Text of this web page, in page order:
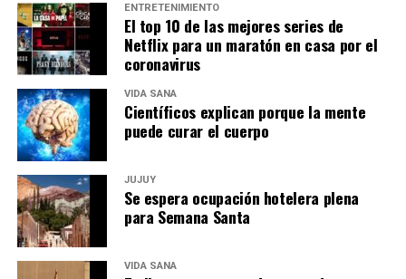
ENTRETENIMIENTO
El top 10 de las mejores series de
Netflix para un maratón en casa por el
coronavirus
VIDA SANA
Científicos explican porque la mente
puede curar el cuerpo
JUJUY
Se espera ocupación hotelera plena
para Semana Santa
VIDA SANA